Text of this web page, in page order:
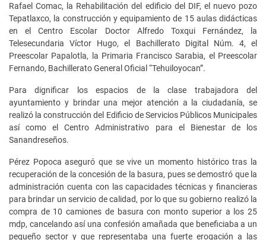
Rafael Comac, la Rehabilitación del edificio del DIF, el nuevo pozo
Tepatlaxco, la construcción y equipamiento de 15 aulas didácticas
en el Centro Escolar Doctor Alfredo Toxqui Fernández, la
Telesecundaria Víctor Hugo, el Bachillerato Digital Núm. 4, el
Preescolar Papalotla, la Primaria Francisco Sarabia, el Preescolar
Fernando, Bachillerato General Oficial “Tehuiloyocan”.
Para dignificar los espacios de la clase trabajadora del
ayuntamiento y brindar una mejor atención a la ciudadanía, se
realizó la construcción del Edificio de Servicios Públicos Municipales
así como el Centro Administrativo para el Bienestar de los
Sanandreseños.
Pérez Popoca aseguró que se vive un momento histórico tras la
recuperación de la concesión de la basura, pues se demostró que la
administración cuenta con las capacidades técnicas y financieras
para brindar un servicio de calidad, por lo que su gobierno realizó la
compra de 10 camiones de basura con monto superior a los 25
mdp, cancelando así una confesión amañada que beneficiaba a un
pequeño sector y que representaba una fuerte erogación a las